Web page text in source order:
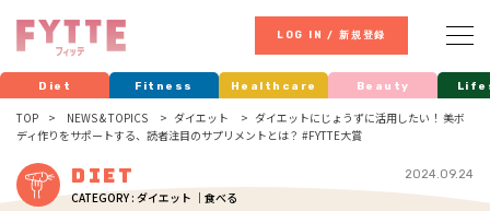
LOG IN / 新規登録
Diet Fitness Healthcare Beauty
TOP NEWS & TOPICS ダイエット
ダイエットにじょうずに活用したい！ 美ボ
ディ作りをサポートする、読者注目のサプリメントとは？ #FYTTE大賞
Diet
CATEGORY : ダイエット ｜食べる
2024.09.24